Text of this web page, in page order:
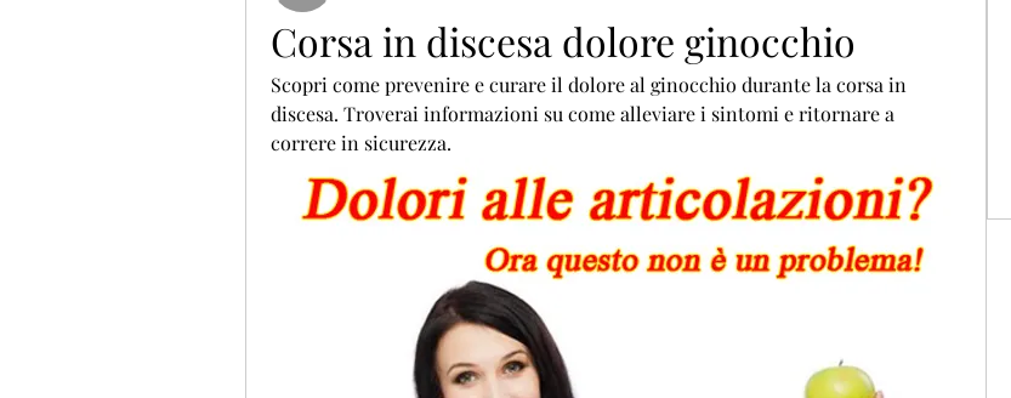
Corsa in discesa dolore ginocchio
Scopri come prevenire e curare il dolore al ginocchio durante la corsa in
discesa. Troverai informazioni su come alleviare i sintomi e ritornare a
correre in sicurezza.